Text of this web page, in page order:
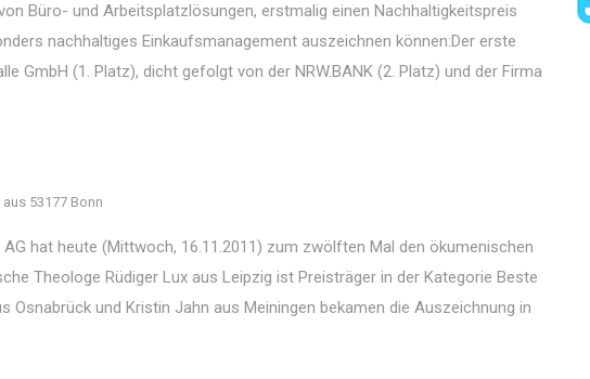
Büro- und Arbeitsplatzlösungen, erstmalig einen Nachhaltigkeitspreis
nachhaltiges Einkaufsmanagement auszeichnen können:Der erste
GmbH (1. Platz), dicht gefolgt von der NRW.BANK (2. Platz) und der Firma
aus 53177 Bonn
hat heute (Mittwoch, 16.11.2011) zum zwölften Mal den ökumenischen
Theologe Rüdiger Lux aus Leipzig ist Preisträger in der Kategorie Beste
Osnabrück und Kristin Jahn aus Meiningen bekamen die Auszeichnung in